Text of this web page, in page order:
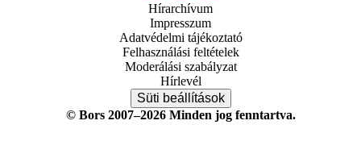
Hírarchívum
Impresszum
Adatvédelmi tájékoztató
Felhasználási feltételek
Moderálási szabályzat
Hírlevél
Süti beállítások
© Bors 2007–2026 Minden jog fenntartva.